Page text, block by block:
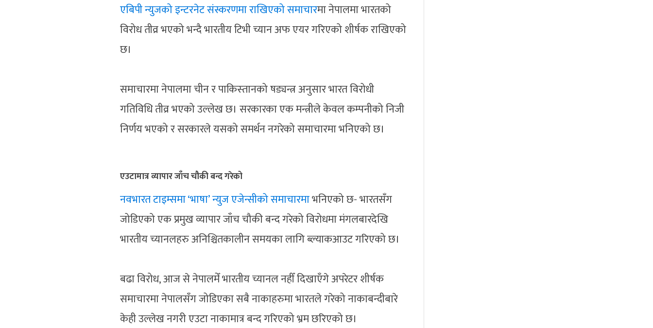
एबिपी न्युजको इन्टरनेट संस्करणमा राखिएको समाचारमा नेपालमा भारतको
विरोध तीव्र भएको भन्दै भारतीय टिभी च्यान अफ एयर गरिएको शीर्षक राखिएको
छ।
समाचारमा नेपालमा चीन र पाकिस्‍तानको षड्यन्त्र अनुसार भारत विरोधी
गतिविधि तीव्र भएको उल्लेख छ। सरकारका एक मन्त्रीले केवल कम्पनीको निजी
निर्णय भएको र सरकारले यसको समर्थन नगरेको समाचारमा भनिएको छ।
एउटामात्र व्यापार जाँच चौकी बन्द गरेको
नवभारत टाइम्समा ‘भाषा’ न्युज एजेन्सीको समाचारमाभनिएको छ- भारतसँग
जोडिएको एक प्रमुख व्यापार जाँच चौकी बन्द गरेको विरोधमा मंगलबारदेखि
भारतीय च्यानलहरु अनिश्चितकालीन समयका लागि ब्ल्याकआउट गरिएको छ।
बढा विरोध, आज से नेपालमेँ भारतीय च्यानल नहीँ दिखाएँगे अपरेटर शीर्षक
समाचारमा नेपालसँग जोडिएका सबै नाकाहरुमा भारतले गरेको नाकाबन्दीबारे
केही उल्लेख नगरी एउटा नाकामात्र बन्द गरिएको भ्रम छरिएको छ।